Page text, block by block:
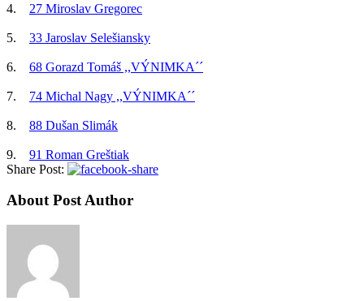
4. 27 Miroslav Gregorec
5. 33 Jaroslav Selešiansky
6. 68 Gorazd Tomáš ,,VÝNIMKA´´
7. 74 Michal Nagy ,,VÝNIMKA´´
8. 88 Dušan Slimák
9.
91 Roman Greštiak
Share Post:
About Post Author